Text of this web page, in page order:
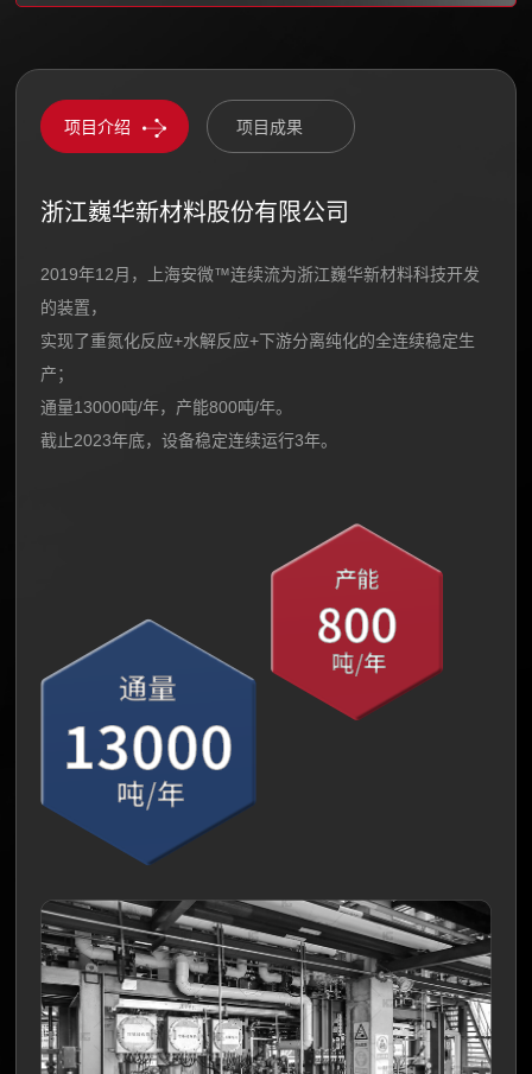
项目介绍 项目成果
浙江巍华新材料股份有限公司
2019年12月，上海安微™连续流为浙江巍华新材料科技开发
的装置，
实现了重氮化反应+水解反应+下游分离纯化的全连续稳定生
产；
通量13000吨/年，产能800吨/年。
截止2023年底，设备稳定连续运行3年。